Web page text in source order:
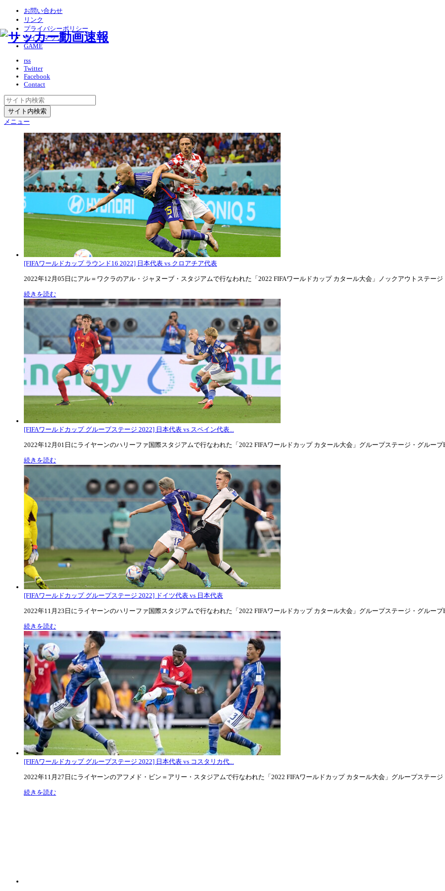
お問い合わせ
リンク
プライバシーポリシー
サイトマップ
GAME
rss
Twitter
Facebook
Contact
メニュー
[FIFAワールドカップ ラウンド16 2022] 日本代表 vs クロアチア代表
2022年12月05日にアル＝ワクラのアル・ジャヌーブ・スタジアムで行なわれた「2022 FIFAワールドカップ カタール大会」ノックアウトステージ
続きを読む
[FIFAワールドカップ グループステージ 2022] 日本代表 vs スペイン代表...
2022年12月01日にライヤーンのハリーファ国際スタジアムで行なわれた「2022 FIFAワールドカップ カタール大会」グループステージ・グループ
続きを読む
[FIFAワールドカップ グループステージ 2022] ドイツ代表 vs 日本代表
2022年11月23日にライヤーンのハリーファ国際スタジアムで行なわれた「2022 FIFAワールドカップ カタール大会」グループステージ・グループ
続きを読む
[FIFAワールドカップ グループステージ 2022] 日本代表 vs コスタリカ代...
2022年11月27日にライヤーンのアフメド・ビン＝アリー・スタジアムで行なわれた「2022 FIFAワールドカップ カタール大会」グループステージ
続きを読む